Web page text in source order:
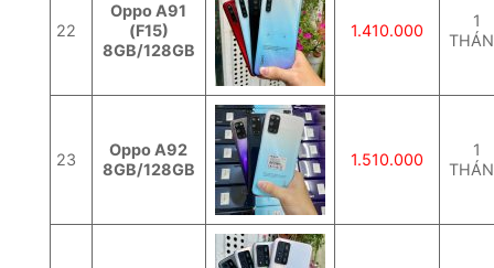
22
Oppo A91
(F15)
8GB/128GB
1.410.000
1
23
Oppo A92
8GB/128GB
1.510.000
1